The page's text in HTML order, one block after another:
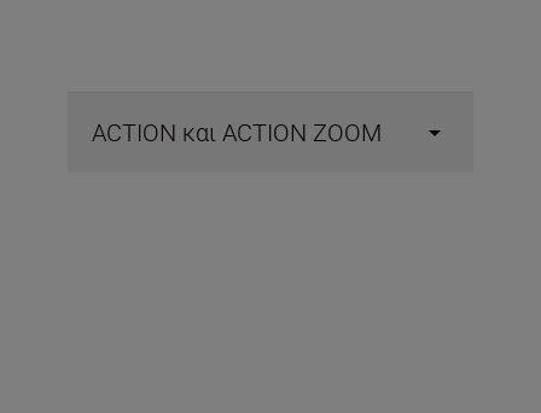
ACTION και ACTION ZOOM